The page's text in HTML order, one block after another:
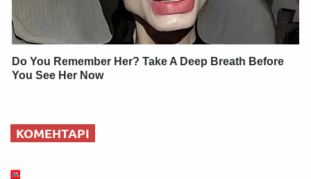
Do You Remember Her? Take A Deep Breath Before
You See Her Now
КОМЕНТАРІ